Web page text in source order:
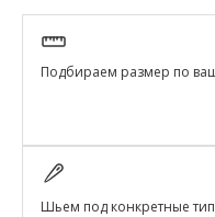
Подбираем размер по
Шьем под конкретные